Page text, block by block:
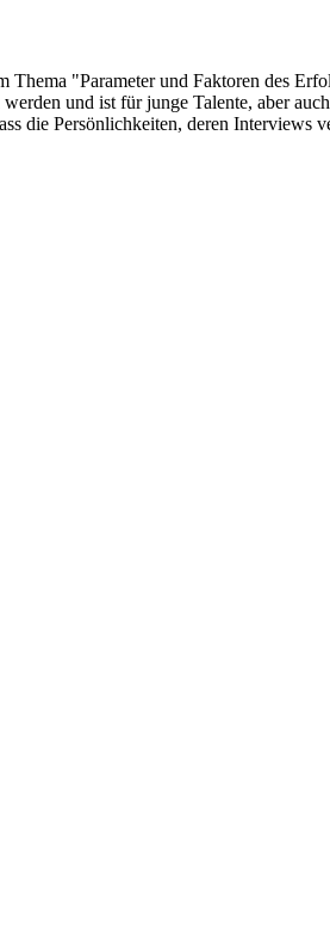
"Parameter und Faktoren des
und ist für junge Talente, aber
die Persönlichkeiten, deren Interviews